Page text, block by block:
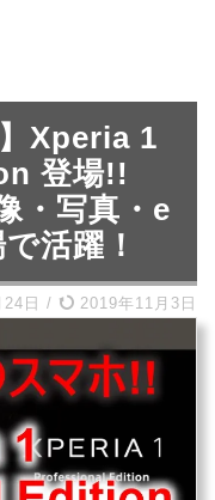
Xperia 1
登場!!
・写真・e
活躍！
日 / 2019年11月3日